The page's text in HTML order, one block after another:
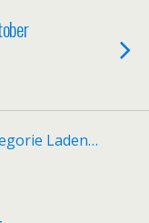
Laden…